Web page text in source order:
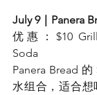
July 9｜Panera
优惠：$10
Soda
Panera Bread
水组合，适合